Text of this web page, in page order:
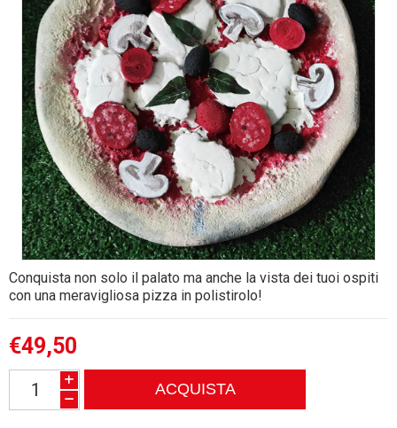
Conquista non solo il palato ma anche la vista dei tuoi ospiti
con una meravigliosa pizza in polistirolo!
€49,50
i
h